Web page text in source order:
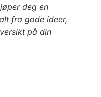
deg en
fra gode ideer,
på din